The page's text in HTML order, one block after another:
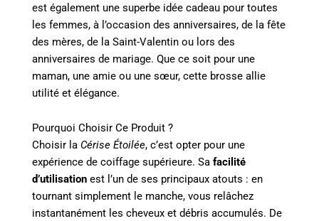
est également une superbe idée cadeau pour toutes
les femmes, à l’occasion des anniversaires, de la fête
des mères, de la Saint-Valentin ou lors des
anniversaires de mariage. Que ce soit pour une
maman, une amie ou une sœur, cette brosse allie
utilité et élégance.
Pourquoi Choisir Ce Produit ?
Choisir la Cérise Étoilée, c’est opter pour une
expérience de coiffage supérieure. Sa facilité
d’utilisation est l’un de ses principaux atouts : en
tournant simplement le manche, vous relâchez
instantanément les cheveux et débris accumulés. De